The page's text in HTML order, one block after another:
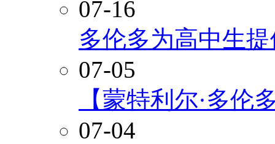
07-16
多伦多为高中生
07-05
【蒙特利尔·多伦
07-04